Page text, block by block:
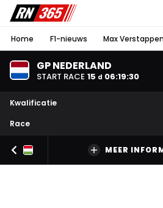
Home F1-nieuws Max Verstappen
GP NEDERLAND
START RACE 15 d 06:19:29
Kwalificatie
Race
MEER